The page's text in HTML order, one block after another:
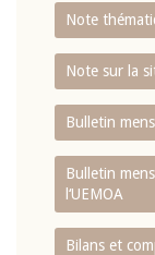
Note
Note sur la
Bulletin
Bulletin
l‘UEMOA
Bilans et